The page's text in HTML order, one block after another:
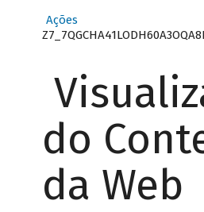
Ações
do
da Web